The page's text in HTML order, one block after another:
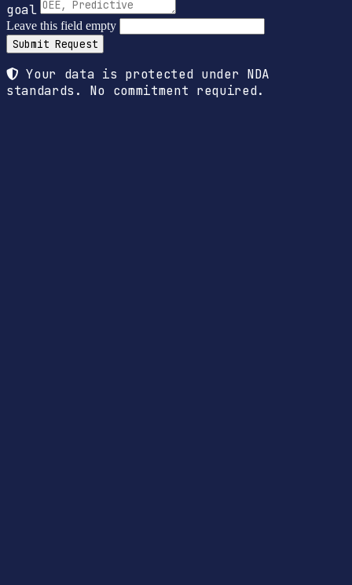
goal
Leave this field empty
Submit Request
Your data is protected under NDA
standards. No commitment required.